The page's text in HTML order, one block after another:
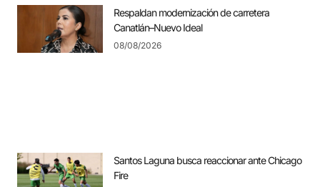
Respaldan modernización de carretera
Canatlán–Nuevo Ideal
08/08/2026
Santos Laguna busca reaccionar ante Chicago
Fire